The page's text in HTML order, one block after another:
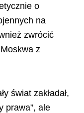
o
na
zwrócić
z
świat zakładał,
prawa”, ale